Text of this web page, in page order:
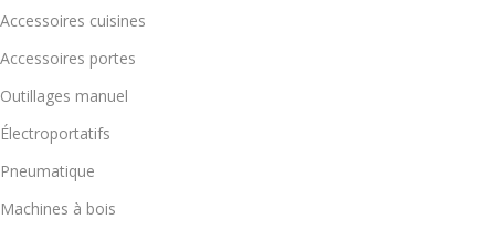
Accessoires cuisines
Accessoires portes
Outillages manuel
Électroportatifs
Pneumatique
Machines à bois